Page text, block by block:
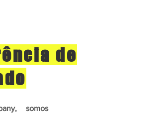
de
somos